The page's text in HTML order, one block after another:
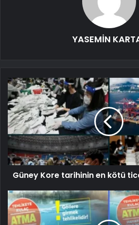
YASEMİN
Güney Kore tarihinin en kötü